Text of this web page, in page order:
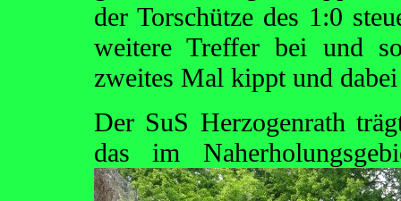
der Torschütze des 1:0
weitere Treffer bei und
zweites Mal kippt und
Der SuS Herzogenrath
das im